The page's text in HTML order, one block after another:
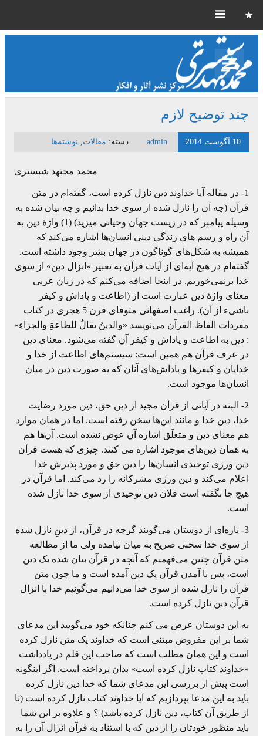
چند توضیح لازم
10 آگوست 2014 admin دسته: مقالات, نوشته‌ها
محمد مجتهد شبستری
1- در مقاله آیا خداوند دین نازل کرده است، گفته‌ام در متن
قرآن (چه آن را نازل شده از سوی خدا بدانیم و چه بیان شده به
وسیله پیامبر که در زیست جهان وحیانی میزید) (1) واژۀ دین به
آن راه و رسم های زندگی دینی انسان‌ها اشاره می‌کند که
همیشه به شکل‌های گوناگون در جهان بشر وجود داشته است.
گفته‌ام در هیچ آیه‌ای از آیات قرآن به تعبیر «انزال دین» از سوی
خدا برنمی‌خوریم. در اینجا اضافه می‌کنم که در زبان عربی
معنای واژۀ دین عبارت است از (اطاعت و پاداش و کیفر
ناشیء از آن). راغب اصفهانی متوفای قرن 5 هجری در کتاب
مفردات الفاظ القرآن می‌نویسد «والدینُ یقالُ للطاعةِ والجزاءِ»
: دین به اطاعت و پاداش و کیفر آن گفته می‌شود. معنای دین
در عرف قرآن هم همین است: سیستم‌های اطاعت از خدا و
خدایان و کیفرها و پاداش‌های آنان که به صورت دین در میان
انسان‌ها موجود است.
2- البته در آیاتی از قرآن مجید از دین حق، دین مورد رضایت
خدا، دین خدا و مانند این‌ها سخن رفته است. اما در همان موارد
هم معنای دین و متعلَق اشاره آن عوض نشده است. آن‌ها هم
به همان دین‌های موجود اشاره می کنند. چیزی که هست قرآن
دین ورزی توحیدی انسان‌ها را دین حق و مورد پذیرش خدا
اعلام می‌کند و دین ورزی مشرکانه را رد می‌کند. اما قرآن در
هیچ جا نگفته است فلان دین توحیدی از سوی خدا نازل شده
است.
3- پاره‌ای از دوستان می‌گویند گرچه در قرآن، از دینِ نازل شده
از سوی خدا سخنی صریح به میان نیامده ولی ما از مطالعه
متن قرآن چنین می‌فهمیم که آنچه در قرآن بیان شده یک دین
است، پس با آمدن قرآن یک دین آمده است و ما چون متن
قرآن را نازل شده از سوی خدا می‌دانیم می‌گوئیم خدا با انزال
قرآن دین نازل کرده است.
به این دوستان عرض می کنم چنانکه خود می‌گویید این مدعای
شما بر این مفروض مبتنی است که خداوند یک متن نازل کرده
است و این همان مطلب است که صاحب این قلم در یادداشت
«خداوند کتاب نازل کرده است» بدان پرداخته است. اگر اینگونه
است پیش از بررسی این مدعای شما که خدا دین نازل کرده
باید به این مدعا بپردازیم که آیا خداوند کتاب نازل کرده است (تا
از طریق آن کتاب، دین نازل کرده باشد) ؟ و علاوه بر این شما
باید منظور خودتان را از دین که با استناد به قرآن انزال آن را به